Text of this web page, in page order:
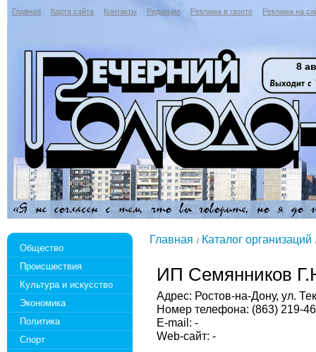
Главная Карта сайта Контакты Редакция Реклама в газете Реклама на
8
Общество
Происшествия
Культура и искусство
Экономика
Политика
Спорт
Главная Каталог организаций
ИП Семянников
Адрес: Ростов-на-Дону, ул.
Номер телефона: (863) 219-
E-mail: -
Web-сайт: -